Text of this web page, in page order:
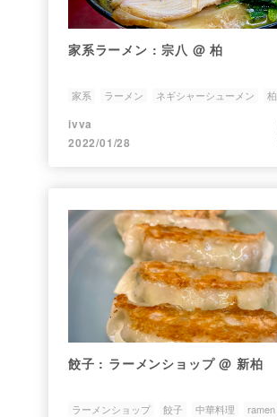
家系ラーメン : 宗八 @ 柏
家系 ラーメン ネギシャーシューメン 柏
ivva
2022/01/28
餃子 : ラーメンショップ @ 新柏
ラーメンショップ 餃子 中華料理 ramen